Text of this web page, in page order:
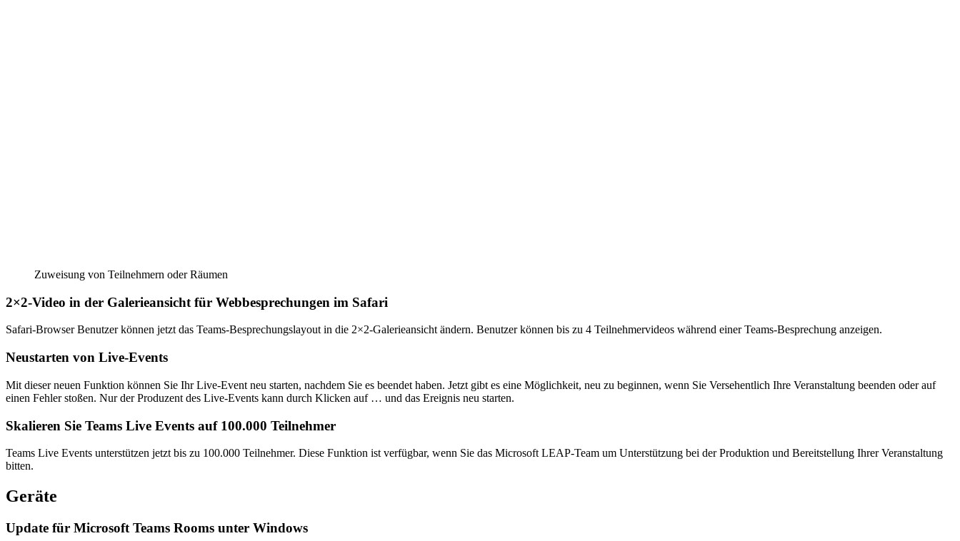
Zuweisung von Teilnehmern oder Räumen
2×2-Video in der Galerieansicht für Webbesprechungen im Safari
Safari-Browser Benutzer können jetzt das Teams-Besprechungslayout in die 2×2-Galerieansicht ändern. Benutzer können bis zu 4 Teilnehmervideos während einer Teams-Besprechung anzeigen.
Neustarten von Live-Events
Mit dieser neuen Funktion können Sie Ihr Live-Event neu starten, nachdem Sie es beendet haben. Jetzt gibt es eine Möglichkeit, neu zu beginnen, wenn Sie Versehentlich Ihre Veranstaltung beenden oder auf
einen Fehler stoßen. Nur der Produzent des Live-Events kann durch Klicken auf … und das Ereignis neu starten.
Skalieren Sie Teams Live Events auf 100.000 Teilnehmer
Teams Live Events unterstützen jetzt bis zu 100.000 Teilnehmer. Diese Funktion ist verfügbar, wenn Sie das Microsoft LEAP-Team um Unterstützung bei der Produktion und Bereitstellung Ihrer Veranstaltung
bitten.
Geräte
Update für Microsoft Teams Rooms unter Windows